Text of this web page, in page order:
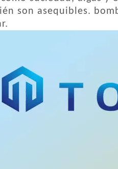
son asequibles.